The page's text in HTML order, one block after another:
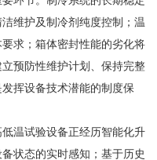
维护及制冷剂纯度控制；温
求；箱体密封性能的劣化将
预防性维护计划、保持完整
挥设备技术潜能的制度保
温试验设备正经历智能化升
状态的实时感知；基于历史